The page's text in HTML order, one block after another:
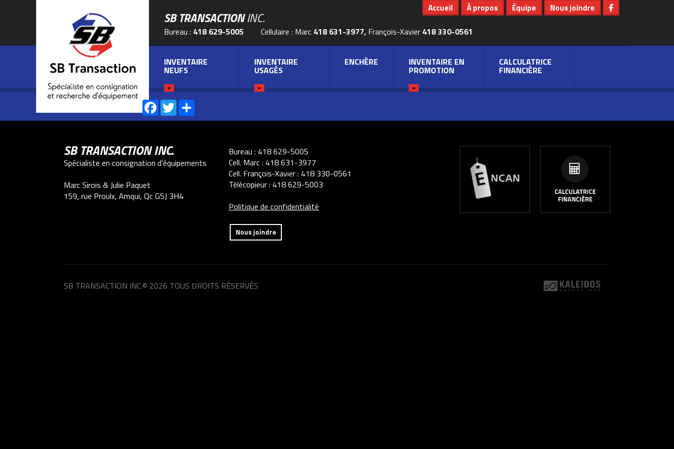
SB TRANSACTIONINC.
Bureau : 418 629-5005 Cellulaire : Marc 418 631-3977, François-Xavier 418 330-0561
Accueil À propos Équipe Nous joindre
INVENTAIRE
NEUFS
INVENTAIRE
USAGÉS
ENCHÈRE INVENTAIRE EN
PROMOTION
CALCULATRICE
FINANCIÈRE
Facebook
Twitter
SB TRANSACTION INC.
Spécialiste en consignation d'équipements
Marc Sirois & Julie Paquet
159, rue Proulx, Amqui, Qc G5J 3H4
Bureau : 418 629-5005
Cell. Marc : 418 631-3977
Cell. François-Xavier : 418 330-0561
Télécopieur : 418 629-5003
Politique de confidentialité
Nous joindre
SB TRANSACTION INC.© 2026 TOUS DROITS RÉSERVÉS